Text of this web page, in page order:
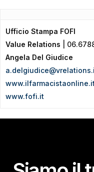
Ufficio Stampa FOFI
Value Relations |
Angela Del Giudice
www.ilfarmacistaonline.it
www.fofi.it